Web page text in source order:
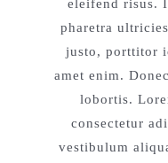
eleifend risus.
pharetra
justo, porttitor
amet enim.
lobortis.
consectetur
vestibulum